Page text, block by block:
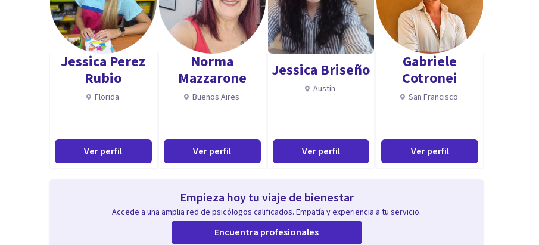
Jessica Perez
Rubio
Florida
Ver perfil
Norma
Mazzarone
Buenos Aires
Ver perfil
Jessica Briseño
Austin
Ver perfil
Gabriele
Cotronei
San Francisco
Ver perfil
Empieza hoy tu viaje de bienestar
Accede a una amplia red de psicólogos calificados. Empatía y experiencia a tu servicio.
Encuentra profesionales